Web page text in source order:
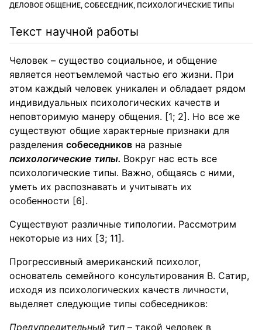
ДЕЛОВОЕ ОБЩЕНИЕ, СОБЕСЕДНИК, ПСИХОЛОГИЧЕСКИЕ ТИПЫ
Текст научной работы
Человек – существо социальное, и общение
является неотъемлемой частью его жизни. При
этом каждый человек уникален и обладает рядом
индивидуальных психологических качеств и
неповторимую манеру общения. [1; 2]. Но все же
существуют общие характерные признаки для
разделения собеседников на разные
психологические типы. Вокруг нас есть все
психологические типы. Важно, общаясь с ними,
уметь их распознавать и учитывать их
особенности [6].
Существуют различные типологии. Рассмотрим
некоторые из них [3; 11].
Прогрессивный американский психолог,
основатель семейного консультирования В. Сатир,
исходя из психологических качеств личности,
выделяет следующие типы собеседников:
Предупредительный тип – такой человек в